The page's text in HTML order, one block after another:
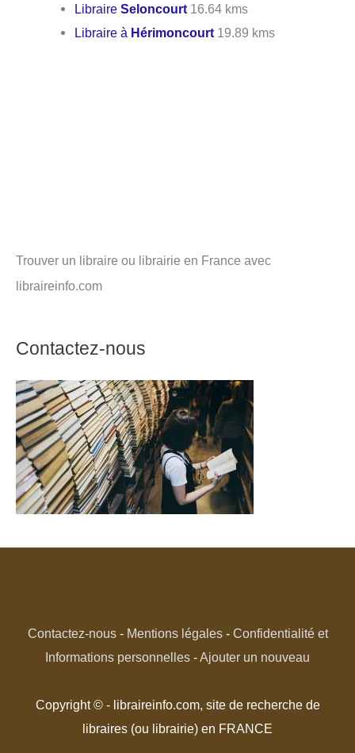
LibraireSeloncourt 16.64 kms
Libraire à Hérimoncourt 19.89 kms
Trouver un libraire ou librairie en France avec
libraireinfo.com
Contactez-nous
Contactez-nous- Mentions légales- Confidentialité et
Informations personnelles -Ajouter un nouveau
Copyright © - libraireinfo.com, site de recherche de
libraires (ou librairie) en FRANCE